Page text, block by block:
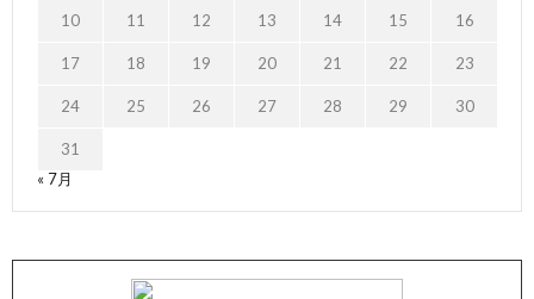
10 11 12 13 14 15 16
17 18 19 20 21 22 23
24 25 26 27 28 29 30
31
« 7月